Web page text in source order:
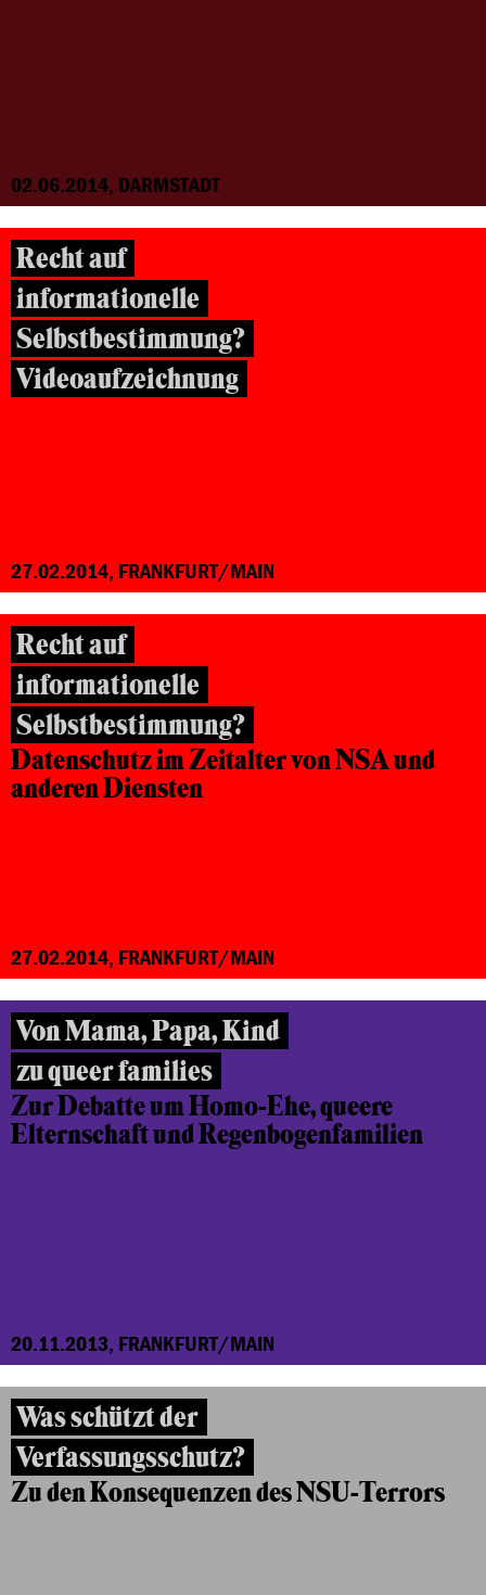
02.06.2014, DARMSTADT
Recht auf
informationelle
Selbstbestimmung?
Videoaufzeichnung
27.02.2014, FRANKFURT/MAIN
Recht auf
informationelle
Selbstbestimmung?
Datenschutz im Zeitaltervon NSA und
anderen Diensten
27.02.2014, FRANKFURT/MAIN
Von Mama, Papa, Kind
zu queer families
Zur Debatte um Homo-Ehe,queere
Elternschaftund Regenbogenfamilien
20.11.2013, FRANKFURT/MAIN
Was schützt der
Verfassungsschutz?
Zu den Konsequenzen des NSU-Terrors